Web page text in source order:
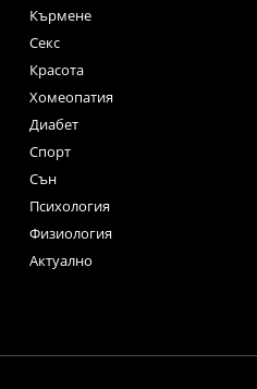
Кърмене
Секс
Красота
Хомеопатия
Диабет
Спорт
Сън
Психология
Физиология
Актуално